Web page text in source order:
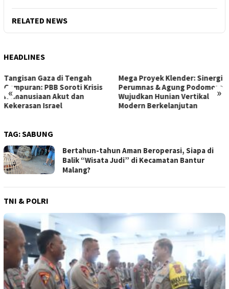
RELATED NEWS
HEADLINES
« »
Mega Proyek Klender: Sinergi
Perumnas & Agung Podomoro
Wujudkan Hunian Vertikal
Modern Berkelanjutan
Dari Ambang Putus Sekolah
ke Gerbang Beasiswa: Kisah
Inspiratif Anna di Sekolah
Rakyat
TAG:SABUNG
Bertahun-tahun Aman Beroperasi, Siapa di
Balik “Wisata Judi” di Kecamatan Bantur
Malang?
TNI & POLRI